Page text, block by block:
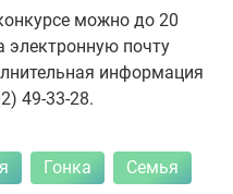
можно до 20
электронную почту
информация
49-33-28.
Гонка Семья